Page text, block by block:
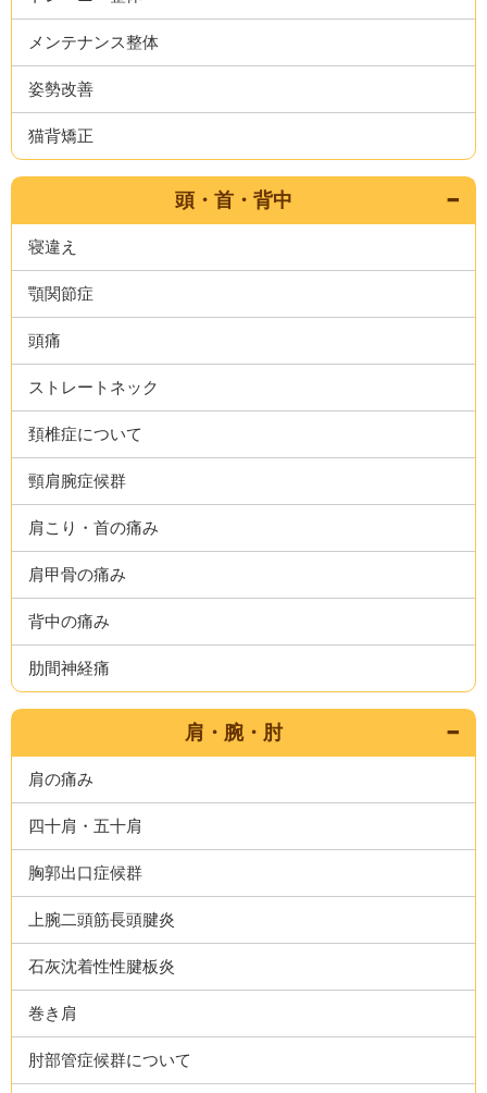
メンテナンス整体
姿勢改善
猫背矯正
頭・首・背中
寝違え
顎関節症
頭痛
ストレートネック
頚椎症について
頸肩腕症候群
肩こり・首の痛み
肩甲骨の痛み
背中の痛み
肋間神経痛
肩・腕・肘
肩の痛み
四十肩・五十肩
胸郭出口症候群
上腕二頭筋長頭腱炎
石灰沈着性性腱板炎
巻き肩
肘部管症候群について